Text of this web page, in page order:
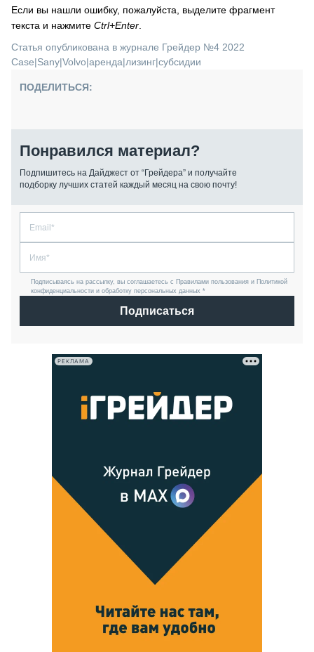
Если вы нашли ошибку, пожалуйста, выделите фрагмент
текста и нажмите Ctrl+Enter
Статья опубликована в журнале Грейдер №4 2022
Case|Sany|Volvo|аренда|лизинг|субсидии
ПОДЕЛИТЬСЯ:
Понравился материал?
Подпишитесь на Дайджест от “Грейдера” и получайте
подборку лучших статей каждый месяц на свою почту!
Подписываясь на рассылку, вы соглашаетесь с Правилами пользования и Политикой
конфиденциальности и обработку персональных данных *
Подписаться
РЕКЛАМА